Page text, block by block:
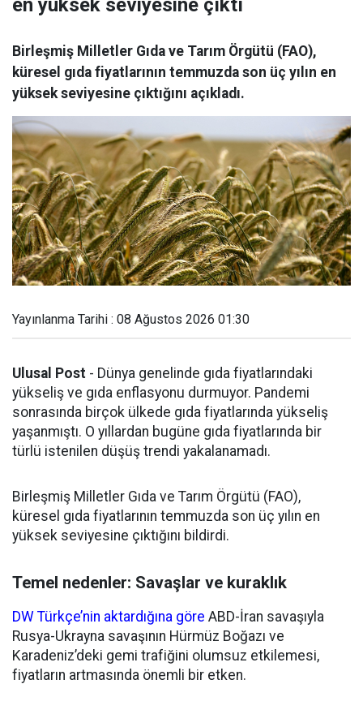
en yüksek seviyesine çıktı
Birleşmiş Milletler Gıda ve Tarım Örgütü (FAO),
küresel gıda fiyatlarının temmuzda son üç yılın en
yüksek seviyesine çıktığını açıkladı.
Yayınlanma Tarihi : 08 Ağustos 2026 01:30
Ulusal Post - Dünya genelinde gıda fiyatlarındaki
yükseliş ve gıda enflasyonu durmuyor. Pandemi
sonrasında birçok ülkede gıda fiyatlarında yükseliş
yaşanmıştı. O yıllardan bugüne gıda fiyatlarında bir
türlü istenilen düşüş trendi yakalanamadı.
Birleşmiş Milletler Gıda ve Tarım Örgütü (FAO),
küresel gıda fiyatlarının temmuzda son üç yılın en
yüksek seviyesine çıktığını bildirdi.
Temel nedenler: Savaşlar ve kuraklık
DW Türkçe’nin aktardığına göre ABD-İran savaşıyla
Rusya-Ukrayna savaşının Hürmüz Boğazı ve
Karadeniz’deki gemi trafiğini olumsuz etkilemesi,
fiyatların artmasında önemli bir etken.